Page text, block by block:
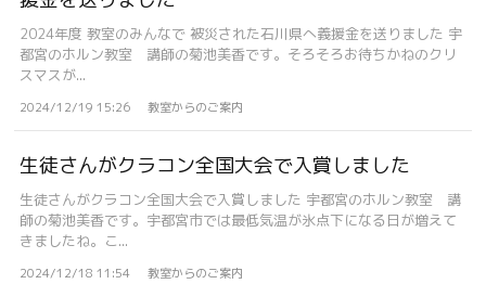
2024年度 教室のみんなで 被災された石川県へ義援金を送りました 宇
都宮のホルン教室 講師の菊池美香です。そろそろお待ちかねのクリ
スマスが...
2024/12/19 15:26 教室からのご案内
生徒さんがクラコン全国大会で入賞しました
生徒さんがクラコン全国大会で入賞しました 宇都宮のホルン教室 講
師の菊池美香です。宇都宮市では最低気温が氷点下になる日が増えて
きましたね。こ...
2024/12/18 11:54 教室からのご案内